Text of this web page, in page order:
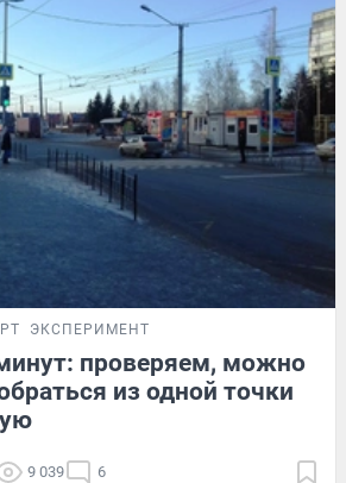
ЭКСПЕРИМЕНТ
проверяем, можно
из одной точки
9 039 6